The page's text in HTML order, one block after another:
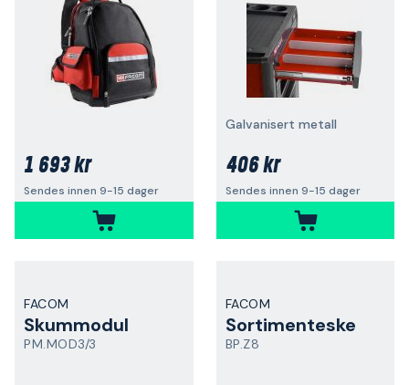
1 693 kr
Sendes innen 9-15 dager
Galvanisert metall
406 kr
Sendes innen 9-15 dager
FACOM
Skummodul
PM.MOD3/3
FACOM
Sortimenteske
BP.Z8